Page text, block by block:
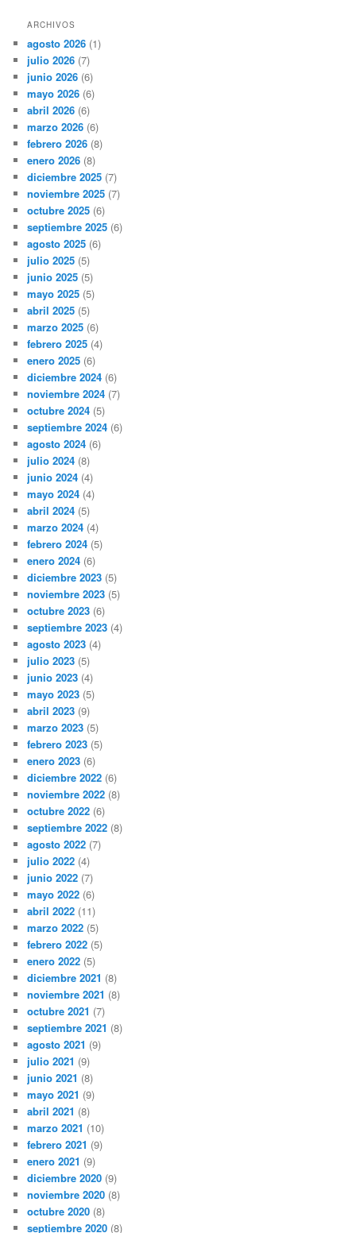
ARCHIVOS
agosto 2026 (1)
julio 2026 (7)
junio 2026 (6)
mayo 2026 (6)
abril 2026 (6)
marzo 2026 (6)
febrero 2026 (8)
enero 2026 (8)
diciembre 2025 (7)
noviembre 2025 (7)
octubre 2025 (6)
septiembre 2025 (6)
agosto 2025 (6)
julio 2025 (5)
junio 2025 (5)
mayo 2025 (5)
abril 2025 (5)
marzo 2025 (6)
febrero 2025 (4)
enero 2025 (6)
diciembre 2024 (6)
noviembre 2024 (7)
octubre 2024 (5)
septiembre 2024 (6)
agosto 2024 (6)
julio 2024 (8)
junio 2024 (4)
mayo 2024 (4)
abril 2024 (5)
marzo 2024 (4)
febrero 2024 (5)
enero 2024 (6)
diciembre 2023 (5)
noviembre 2023 (5)
octubre 2023 (6)
septiembre 2023 (4)
agosto 2023 (4)
julio 2023 (5)
junio 2023 (4)
mayo 2023 (5)
abril 2023 (9)
marzo 2023 (5)
febrero 2023 (5)
enero 2023 (6)
diciembre 2022 (6)
noviembre 2022 (8)
octubre 2022 (6)
septiembre 2022 (8)
agosto 2022 (7)
julio 2022 (4)
junio 2022 (7)
mayo 2022 (6)
abril 2022 (11)
marzo 2022 (5)
febrero 2022 (5)
enero 2022 (5)
diciembre 2021 (8)
noviembre 2021 (8)
octubre 2021 (7)
septiembre 2021 (8)
agosto 2021 (9)
julio 2021 (9)
junio 2021 (8)
mayo 2021 (9)
abril 2021 (8)
marzo 2021 (10)
febrero 2021 (9)
enero 2021 (9)
diciembre 2020 (9)
noviembre 2020 (8)
octubre 2020 (8)
septiembre 2020 (8)